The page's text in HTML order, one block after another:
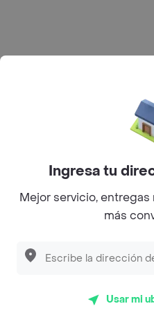
Bogotá D.C. ---
Ingresa tu
Mejor servicio,
más
Usar mi